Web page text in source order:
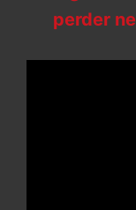
perder